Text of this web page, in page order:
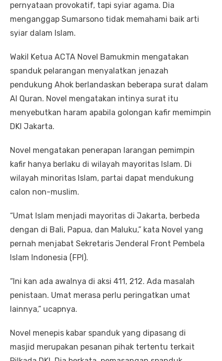
pernyataan provokatif, tapi syiar agama. Dia
menganggap Sumarsono tidak memahami baik arti
syiar dalam Islam.
Wakil Ketua ACTA Novel Bamukmin mengatakan
spanduk pelarangan menyalatkan jenazah
pendukung Ahok berlandaskan beberapa surat dalam
Al Quran. Novel mengatakan intinya surat itu
menyebutkan haram apabila golongan kafir memimpin
DKI Jakarta.
Novel mengatakan penerapan larangan pemimpin
kafir hanya berlaku di wilayah mayoritas Islam. Di
wilayah minoritas Islam, partai dapat mendukung
calon non-muslim.
“Umat Islam menjadi mayoritas di Jakarta, berbeda
dengan di Bali, Papua, dan Maluku,” kata Novel yang
pernah menjabat Sekretaris Jenderal Front Pembela
Islam Indonesia (FPI).
“Ini kan ada awalnya di aksi 411, 212. Ada masalah
penistaan. Umat merasa perlu peringatkan umat
lainnya,” ucapnya.
Novel menepis kabar spanduk yang dipasang di
masjid merupakan pesanan pihak tertentu terkait